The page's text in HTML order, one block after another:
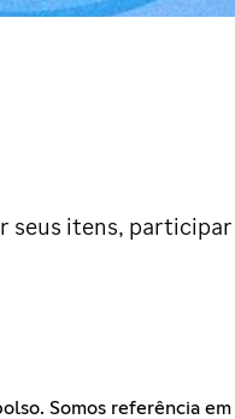
seus itens,
Somos referência